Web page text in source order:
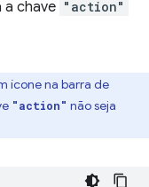
a chave "action"
ícone na barra de
"action" não seja